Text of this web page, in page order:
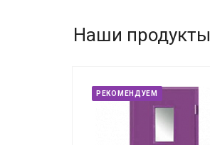
Наши продукты
РЕКОМЕНДУЕМ